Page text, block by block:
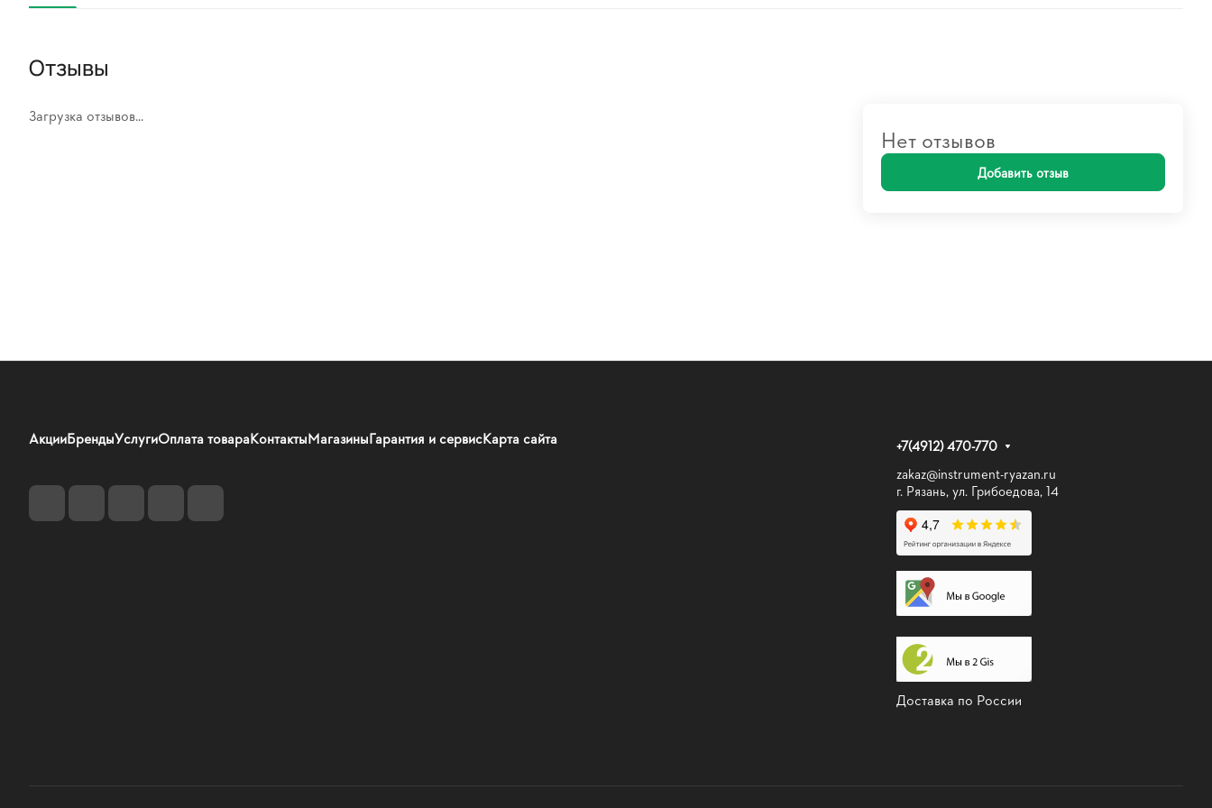
Отзывы
Загрузка отзывов...
Нет отзывов
Добавить отзыв
АкцииБрендыУслугиОплата товараКонтактыМагазиныГарантия и сервисКарта сайта
+7(4912) 470-770
zakaz@instrument-ryazan.ru
г. Рязань, ул. Грибоедова, 14
Доставка по России